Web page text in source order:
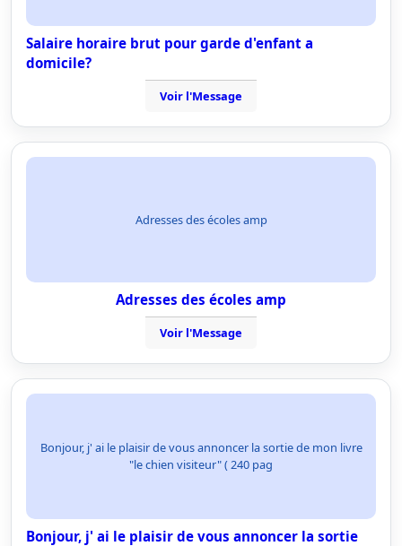
Salaire horaire brut pour garde d'enfant a
domicile?
Voir l'Message
Adresses des écoles amp
Adresses des écoles amp
Voir l'Message
Bonjour, j' ai le plaisir de vous annoncer la sortie de mon livre
"le chien visiteur" ( 240 pag
Bonjour, j' ai le plaisir de vous annoncer la sortie